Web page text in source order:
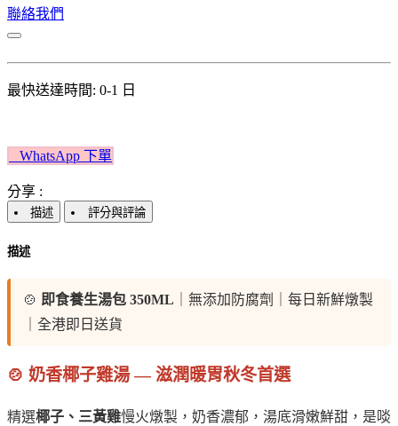
聯絡我們
最快送達時間: 0-1 日
W​​hatsApp 下單​​​​​​
分享 :
描述 評分與評論
描述
🍲 即食養生湯包 350ML ｜無添加防腐劑｜每日新鮮燉製
｜全港即日送貨
🍲 奶香椰子雞湯 — 滋潤暖胃秋冬首選
精選椰子、三黃雞慢火燉製，奶香濃郁，湯底滑嫩鮮甜，是啖